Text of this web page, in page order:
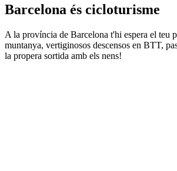
Barcelona és cicloturisme
A la província de Barcelona t'hi espera el teu
muntanya, vertiginosos descensos en BTT,
la propera sortida amb els nens!